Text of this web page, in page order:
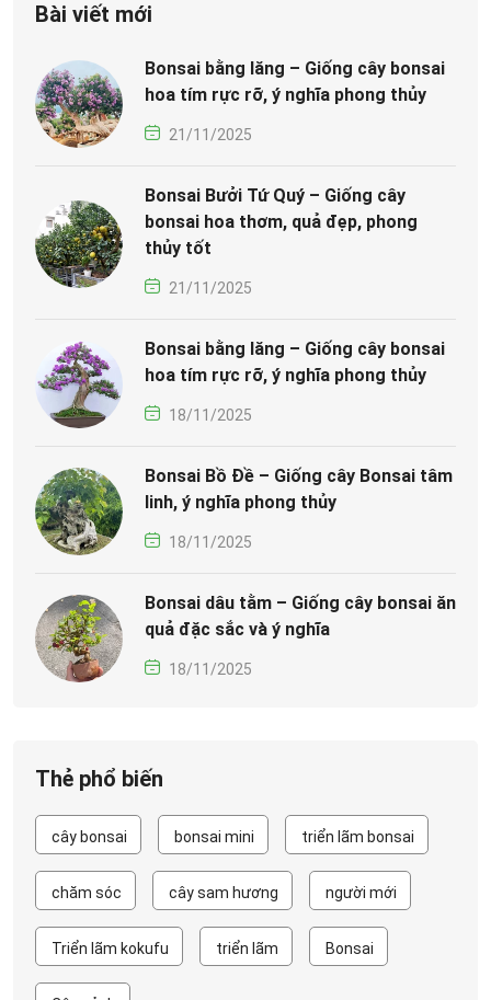
Bài viết mới
Bonsai bằng lăng – Giống cây bonsai
hoa tím rực rỡ, ý nghĩa phong thủy
21/11/2025
Bonsai Bưởi Tứ Quý – Giống cây
bonsai hoa thơm, quả đẹp, phong
thủy tốt
21/11/2025
Bonsai bằng lăng – Giống cây bonsai
hoa tím rực rỡ, ý nghĩa phong thủy
18/11/2025
Bonsai Bồ Đề – Giống cây Bonsai tâm
linh, ý nghĩa phong thủy
18/11/2025
Bonsai dâu tằm – Giống cây bonsai ăn
quả đặc sắc và ý nghĩa
18/11/2025
Thẻ phổ biến
cây bonsai bonsai mini triển lãm bonsai
chăm sóc cây sam hương người mới
Triển lãm kokufu triển lãm Bonsai